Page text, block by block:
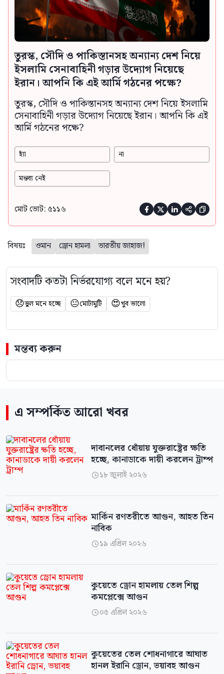
তুরস্ক, সৌদি ও পাকিস্তানসহ অন্যান্য দেশ নিয়ে
ইসলামি সেনাবাহিনী গড়ার উদ্যোগ নিয়েছে
ইরান। আপনি কি এই আর্মি গঠনের পক্ষে?
তুরস্ক, সৌদি ও পাকিস্তানসহ অন্যান্য দেশ নিয়ে ইসলামি
সেনাবাহিনী গড়ার উদ্যোগ নিয়েছে ইরান। আপনি কি এই
আর্মি গঠনের পক্ষে?
হ্যাঁ না
মন্তব্য নেই
মোট ভোট: ৫১১৬     
বিষয়ঃ ওমান ড্রোন হামলা ভারতীয় জাহাজ!
সংবাদটি কতটা নির্ভরযোগ্য বলে মনে হয়?
😞ভুল মনে হচ্ছে 😐মোটামুটি 😍খুব ভালো
মন্তব্য করুন
এ সম্পর্কিত আরো খবর
দাবানলের ধোঁয়ায় যুক্তরাষ্ট্রের ক্ষতি
হচ্ছে, কানাডাকে দায়ী করলেন ট্রাম্প
১৮ জুলাই ২০২৬
মার্কিন রণতরীতে আগুন, আহত তিন
নাবিক
১৯ এপ্রিল ২০২৬
কুয়েতে ড্রোন হামলায় তেল শিল্প
কমপ্লেক্সে আগুন
০৫ এপ্রিল ২০২৬
কুয়েতের তেল শোধনাগারে আঘাত
হানল ইরানি ড্রোন, ভয়াবহ আগুন